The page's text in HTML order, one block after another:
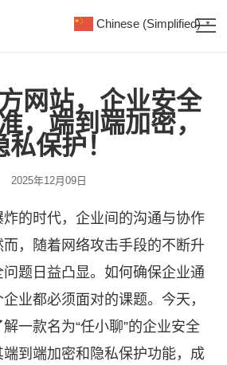
网站，企业安全
，端到端加密，
私保护！
2025年12月09日
的时代，企业间的沟通与协作
，随着网络攻击手段的不断升
题日益凸显。如何确保企业通
业都必须面对的课题。今天，
一款名为“任小聊”的企业安全
到端加密和隐私保护功能，成
Chinese (Simplified) ▼